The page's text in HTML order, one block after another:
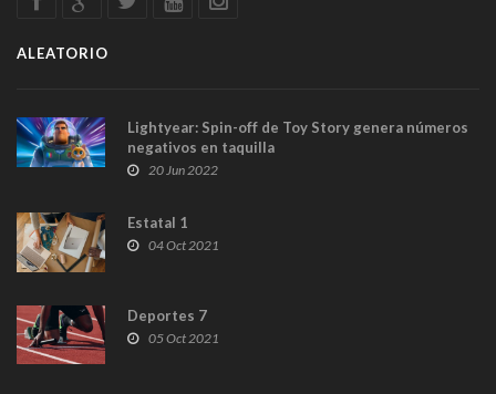
ALEATORIO
Lightyear: Spin-off de Toy Story genera números
negativos en taquilla
20 Jun 2022
Estatal 1
04 Oct 2021
Deportes 7
05 Oct 2021